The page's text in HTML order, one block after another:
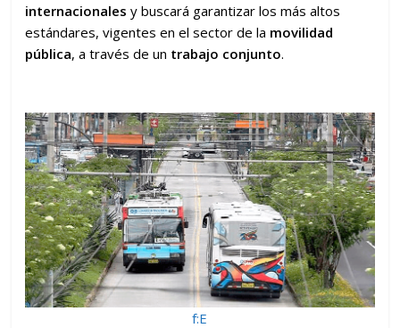
internacionales y buscará garantizar los más altos
estándares, vigentes en el sector de la movilidad
pública, a través de un trabajo conjunto.
f:E